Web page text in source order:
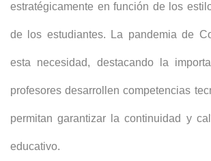
estratégicamente en función de los
de los estudiantes. La pandemia de
esta necesidad, destacando la
profesores desarrollen competencias
permitan garantizar la continuidad y
educativo.